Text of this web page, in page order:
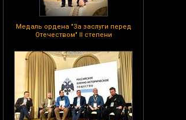
Медаль ордена "За заслуги перед
Отечеством" II степени